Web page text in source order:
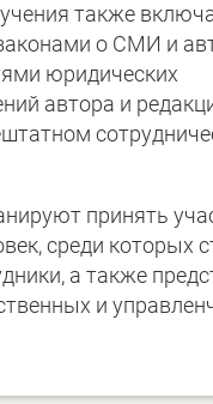
также
о СМИ и
юридических
автора и
принять
среди которых
а также
и